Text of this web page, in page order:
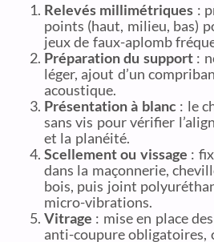
Relevés millimétriques :
points (haut, milieu, bas)
jeux de faux-aplomb
Préparation du support:
léger, ajout d’un
acoustique.
Présentation à blanc : le
sans vis pour vérifier
et la planéité.
Scellement ou vissage :
dans la maçonnerie,
bois, puis joint
micro-vibrations.
Vitrage : mise en place
anti-coupure obligatoires,